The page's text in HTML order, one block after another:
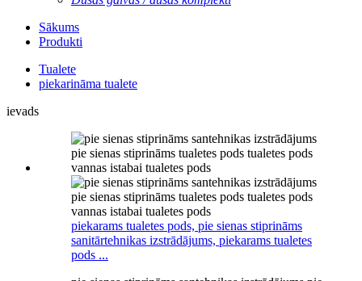
Sākums
Produkti
Tualete
piekarināma tualete
ievads
piekarams tualetes pods, pie sienas stiprināms
sanitārtehnikas izstrādājums, piekarams tualetes
pods ...